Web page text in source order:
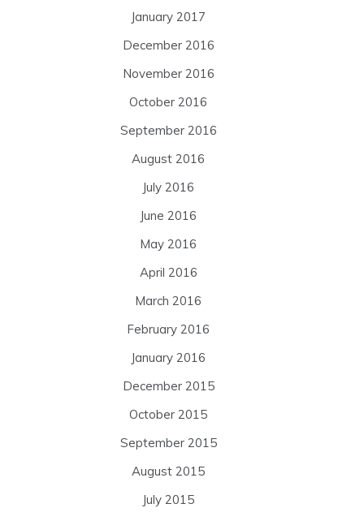
January 2017
December 2016
November 2016
October 2016
September 2016
August 2016
July 2016
June 2016
May 2016
April 2016
March 2016
February 2016
January 2016
December 2015
October 2015
September 2015
August 2015
July 2015